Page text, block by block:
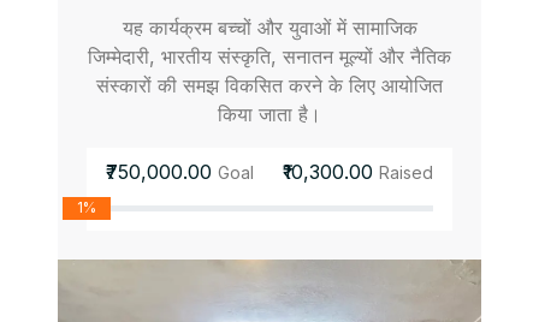
यह कार्यक्रम बच्चों और युवाओं में सामाजिक
जिम्मेदारी, भारतीय संस्कृति, सनातन मूल्यों और नैतिक
संस्कारों की समझ विकसित करने के लिए आयोजित
किया जाता है।
₹750,000.00 Goal ₹10,300.00 Raised
1%